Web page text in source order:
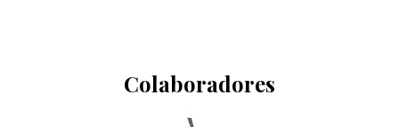
Colaboradores